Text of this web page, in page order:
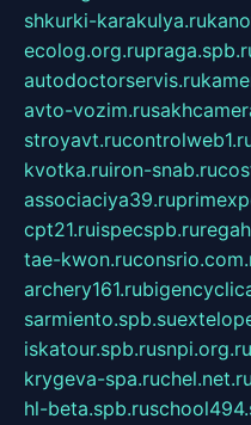
shkurki-karakulya.ru
ecolog.org.ru
autodoctorservis.ru
avto-vozim.ru
stroyavt.ru
kvotka.ruiron-snab.ru
associaciya39.ru
cpt21.ruispecspb.ru
tae-kwon.ru
archery161.ru
sarmiento.spb.su
iskatour.spb.rusnpi.org.ru
krygeva-spa.ruchel.net.ru
hl-beta.spb.ru